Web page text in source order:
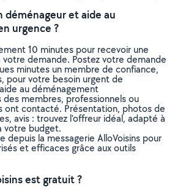
déménageur et aide au
urgence ?
10 minutes pour recevoir une
demande. Postez votre demande
minutes un membre de confiance,
pour votre besoin urgent de
au déménagement
des membres, professionnels ou
ont contacté. Présentation, photos de
avis : trouvez l'offreur idéal, adapté à
votre budget.
depuis la messagerie AlloVoisins pour
et efficaces grâce aux outils
est gratuit ?